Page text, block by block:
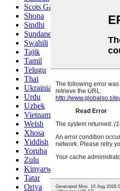
Scots Gaelic
Shona
Sindhi
Sundanese
Swahili
Tajik
Tamil
Telugu
Thai
Ukrainian
Urdu
Uzbek
Vietnamese
Welsh
Xhosa
Yiddish
Yoruba
Zulu
Kinyarwanda
Tatar
Oriya